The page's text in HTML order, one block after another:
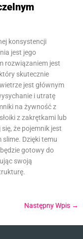
konsystencji
jest jego
rozwiązaniem jest
skutecznie
jest głównym
i utratę
na żywność z
z zakrętkami lub
że pojemnik jest
Dzięki temu
gotowy do
swoją
Następny Wpis →